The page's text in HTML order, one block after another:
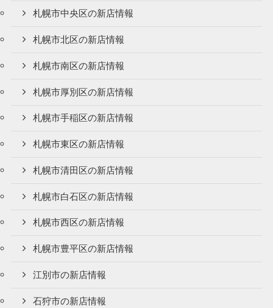
札幌市中央区の新店情報
札幌市北区の新店情報
札幌市南区の新店情報
札幌市厚別区の新店情報
札幌市手稲区の新店情報
札幌市東区の新店情報
札幌市清田区の新店情報
札幌市白石区の新店情報
札幌市西区の新店情報
札幌市豊平区の新店情報
江別市の新店情報
石狩市の新店情報